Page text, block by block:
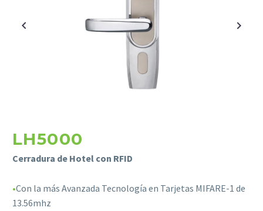
LH5000
Cerradura de Hotel con RFID
•Con la más Avanzada Tecnología en Tarjetas MIFARE-1 de
13.56mhz